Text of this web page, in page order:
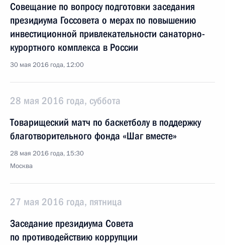
Совещание по вопросу подготовки заседания
президиума Госсовета о мерах по повышению
инвестиционной привлекательности санаторно-
курортного комплекса в России
30 мая 2016 года, 12:00
28 мая 2016 года, суббота
Товарищеский матч по баскетболу в поддержку
благотворительного фонда «Шаг вместе»
28 мая 2016 года, 15:30
Москва
27 мая 2016 года, пятница
Заседание президиума Совета
по противодействию коррупции